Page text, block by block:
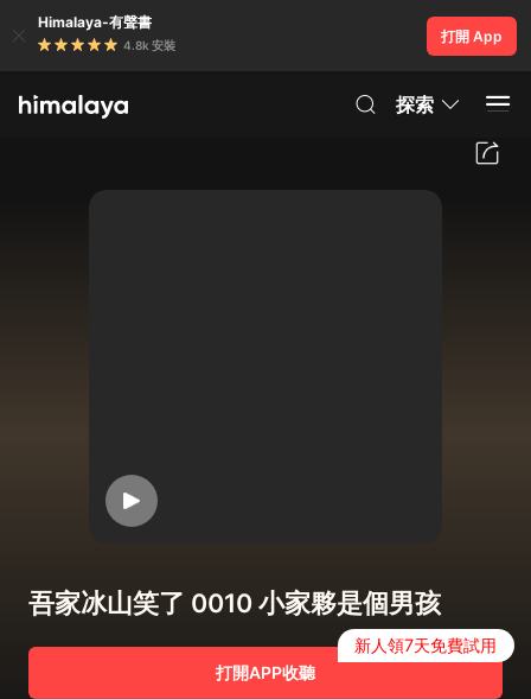
Himalaya-有聲書
4.8k 安裝
打開 App
探索
吾家冰山笑了 0010 小家夥是個男孩
打開APP收聽
新人領7天免費試用